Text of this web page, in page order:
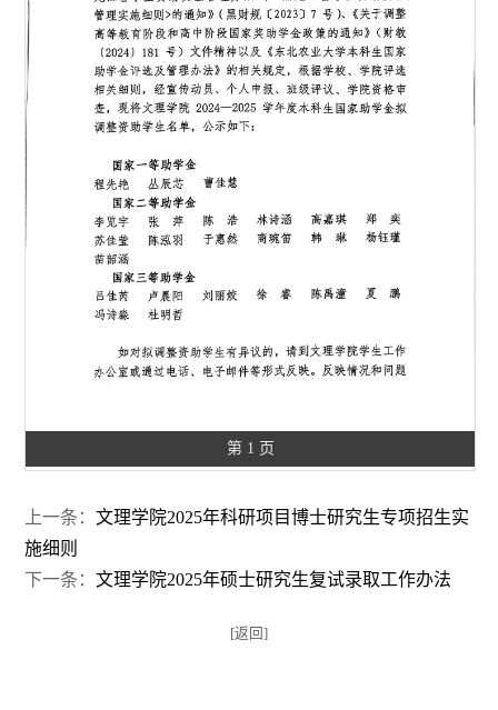
第 1 页
上一条：文理学院2025年科研项目博士研究生专项招生实
施细则
下一条：文理学院2025年硕士研究生复试录取工作办法
[返回]